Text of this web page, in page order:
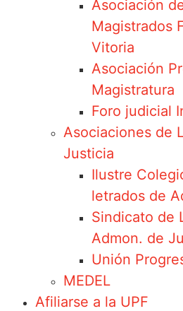
Asociación
Magistrados
Vitoria
Asociación
Magistratura
Foro judicial
Asociaciones de
Justicia
Ilustre
letrados de
Sindicato de
Admon. de
Unión
MEDEL
Afiliarse a la UPF